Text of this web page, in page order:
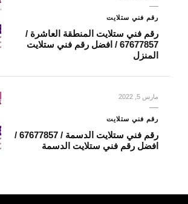
رقم فني ستلايت
رقم فني ستلايت المنطقة العاشرة /
67677857 / افضل رقم فني ستلايت
المنزل
مارس 5, 2022
رقم فني ستلايت
رقم فني ستلايت الدسمة / 67677857 /
افضل رقم فني ستلايت الدسمة